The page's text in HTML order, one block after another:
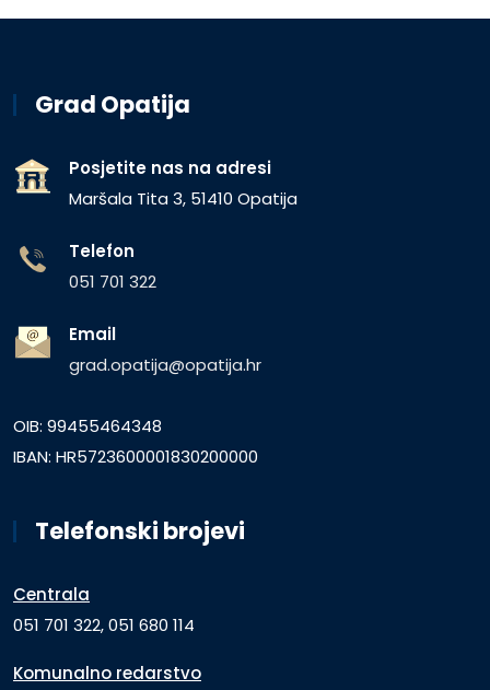
Grad Opatija
Posjetite nas na adresi
Maršala Tita 3, 51410 Opatija
Telefon
051 701 322
Email
grad.opatija@opatija.hr
OIB: 99455464348
IBAN: HR5723600001830200000
Telefonski brojevi
Centrala
051 701 322, 051 680 114
Komunalno redarstvo